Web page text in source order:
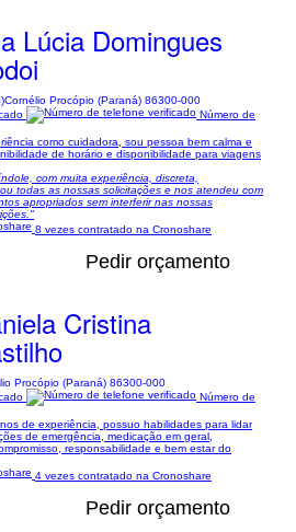
Lúcia Domingues
Cornélio Procópio (Paraná) 86300-000
Número de
como cuidadora, sou pessoa bem calma e
de horário e disponibilidade para viagens
com muita experiência, discreta,
todas as nossas solicitações e nos atendeu com
apropriados sem interferir nas nossas
8 vezes contratado na Cronoshare
Pedir orçamento
Cristina
Procópio (Paraná) 86300-000
Número de
de experiência, possuo habilidades para lidar
de emergência, medicação em geral,
responsabilidade e bem estar do
4 vezes contratado na Cronoshare
Pedir orçamento